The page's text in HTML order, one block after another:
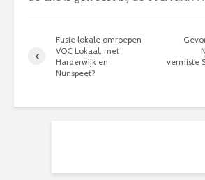
Fusie lokale omroepen
VOC Lokaal, met
Harderwijk en
Nunspeet?
vermiste